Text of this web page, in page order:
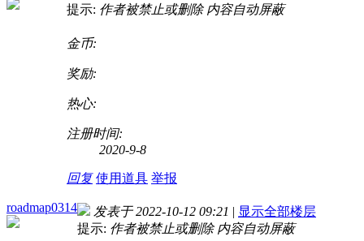
提示: 作者被禁止或删除 内容自动屏蔽
金币:
奖励:
热心:
注册时间:
2020-9-8
回复 使用道具 举报
roadmap0314 发表于 2022-10-12 09:21 | 显示全部楼层
提示: 作者被禁止或删除 内容自动屏蔽